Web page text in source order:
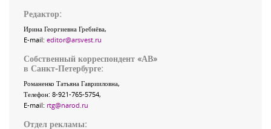
Редактор:
Ирина Георгиевна Гребнёва,
E-mail: editor@arsvest.ru
Собственный корреспондент «АВ»
в Санкт-Петербурге:
Романенко Татьяна Гаврииловна,
Телефон: 8-921-765-5754,
E-mail: rtg@narod.ru
Отдел рекламы: